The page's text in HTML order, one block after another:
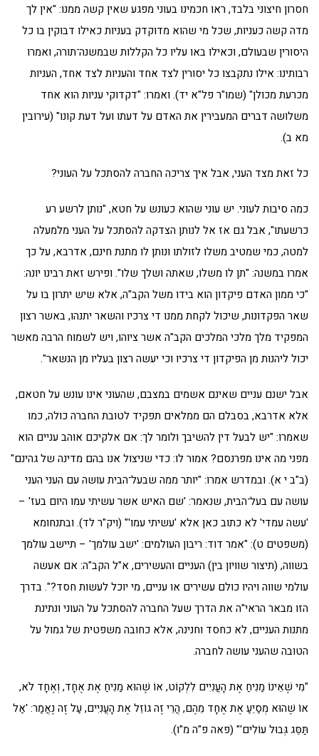
חסרון חיצוני בלבד, ראו חכמינו בעוני מפגע שאין קשה ממנו: "אין לך
מדה קשה כעניות, שכל מי שהוא מדוקדק בעניות כאילו דבוקין בו כל
היסורין שבעולם, וכאילו באו עליו כל הקללות שבמשנה־תורה, ואמרו
רבותינו: אילו נתקבצו כל יסורין לצד אחד והעניות לצד אחד, העניות
מכרעת מכולן" (שמו"ר פל"א יד). ואמרו: "דקדוקי עניות הוא אחד
משלושה דברים המעבירין את האדם על דעתו ועל דעת קונו" (עירובין
מא ב).
כל זאת מצד העני, אבל איך צריכה החברה להסתכל על העוני?
כמה סיבות לעוני. יש עוני שהוא כעונש על חטא, "נותן לרשע רע
כרשעתו", אבל גם אז אל לנותן הצדקה להסתכל על העני מלמעלה
למטה, כמי שמטיב משלו לזולתו ונותן לו מתנת חינם, אדרבא, על כך
אמרו במשנה: "תן לו משלו, שאתה ושלך שלו". ופירש זאת רבינו יונה:
"כי ממון האדם פיקדון הוא בידו משל הקב"ה, אלא שיש יתרון בו על
שאר הפקדונות, שיכול לקחת ממנו די צרכיו והשאר יתנהו, באשר רצון
המפקיד מלך מלכי המלכים הקב"ה אשר ציוהו, ויש לשמוח הרבה מאשר
יכול ליהנות מן הפיקדון די צרכיו וכי יעשה רצון בעליו מן הנשאר".
אבל ישנם עניים שאינם אשמים במצבם, שהעוני אינו עונש על חטאם,
אלא אדרבא, בסבלם הם ממלאים תפקיד לטובת החברה כולה, כמו
שאמרו: "יש לבעל דין להשיבך ולומר לך: אם אלקיכם אוהב עניים הוא
מפני מה אינו מפרנסם? אמור לו: כדי שניצול אנו בהם מדינה של גהינם"
(ב"ב י א). ובמדרש אמרו: "יותר ממה שבעל־הבית עושה עם העני העני
עושה עם בעל־הבית, שנאמר: 'שם האיש אשר עשיתי עמו היום בעז' –
'עשה עמדי' לא כתוב כאן אלא 'עשיתי עמו'" (ויק"ר לד). ובתנחומא
(משפטים ט): "אמר דוד: ריבון העולמים: 'ישב עולמך' – תיישב עולמך
בשווה, (תיצור שוויון בין) העניים והעשירים, א"ל הקב"ה: אם אעשה
עולמי שווה ויהיו כולם עשירים או עניים, מי יוכל לעשות חסד?". בדרך
הזו מבאר הראי"ה את הדרך שעל החברה להסתכל על העוני ונתינת
מתנות העניים, לא כחסד וחנינה, אלא כחובה משפטית של גמול על
הטובה שהעני עושה לחברה.
"מִי שֶׁאֵינוֹ מַנִיחַ אֶת הָעֲנִיִים לִלְקוֹט, אוֹ שֶׁהוּא מַנִיחַ אֶת אֶחָד, וְאֶחָד לֹא,
אוֹ שֶׁהוּא מְסַיֵעַ אֶת אֶחָד מֵהֶם, הֲרֵי זֶה גוֹזֵל אֶת הָעֲנִיִים, עַל זֶה נֶאֲמַר: 'אַל
תַּסֵּג גְּבוּל עוֹלִים'" (פאה פ"ה מ"ו).